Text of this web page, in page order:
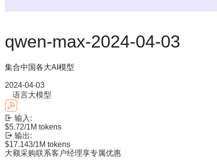
qwen-max-2024-04-03
集合中国各大AI模型
2024-04-03
语言大模型
输入:
$5.72/1M tokens
输出:
$17.143/1M tokens
大额采购联系客户经理享专属优惠